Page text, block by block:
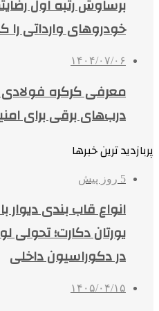
برساوش رتبه اول
خودروهای وارداتی
۱۴۰۴/۰۷/۰۶
درب‌های برقی برای
پربازدید ترین خبرها
5 روز پیش
انواع قاب بندی
یورتان دکارت؛
در دکوراسیون داخلی
۱۴۰۵/۰۴/۱۵